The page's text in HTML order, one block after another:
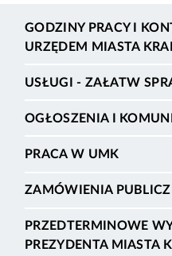
GODZINY PRACY I
URZĘDEM MIASTA
USŁUGI - ZAŁATW
OGŁOSZENIA I
PRACA W UMK
ZAMÓWIENIA
PRZEDTERMINOWE
PREZYDENTA MIASTA